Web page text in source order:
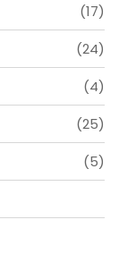
(17)
(24)
(4)
(25)
(5)